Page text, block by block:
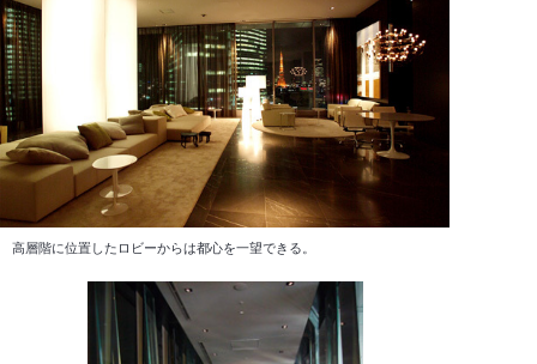
高層階に位置したロビーからは都心を一望できる。